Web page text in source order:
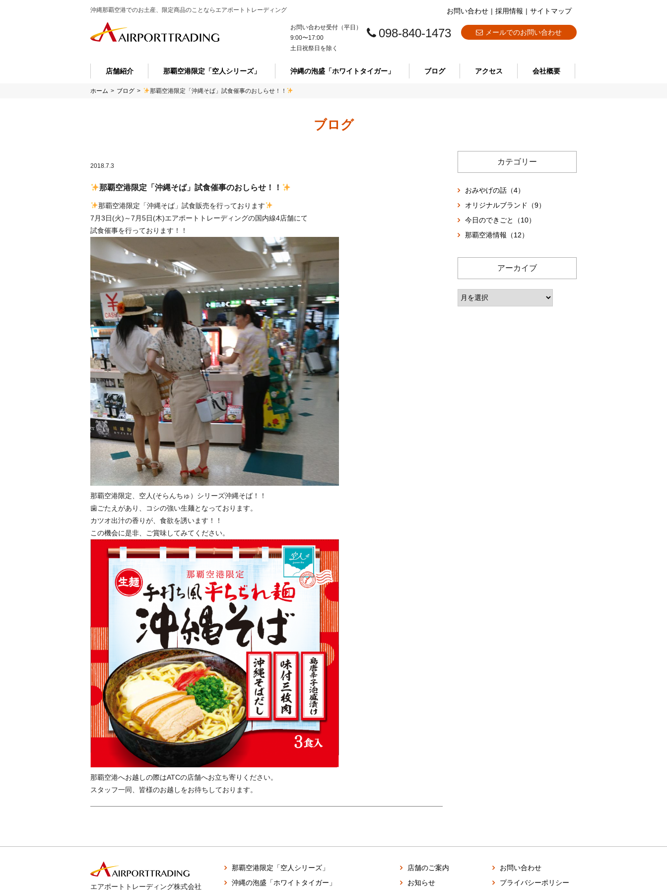
沖縄那覇空港でのお土産、限定商品のことなら エアポートトレーディング お問い合わせ | 採用情報 | サイトマップ
お問い合わせ受付（平日）
9:00〜17:00
土日祝祭日を除く
098-840-1473 メールでのお問い合わせ
店舗紹介 那覇空港限定「空人シリーズ」 沖縄の泡盛「ホワイトタイガー」 ブログ アクセス 会社概要
ホーム > ブログ > 那覇空港限定「沖縄そば」試食催事のおしらせ！！
ブログ
2018.7.3
那覇空港限定「沖縄そば」試食催事のおしらせ！！
那覇空港限定「沖縄そば」試食販売を行っております
7月3日(火)～7月5日(木)エアポートトレーディングの国内線4店舗にて
試食催事を行っております！！
那覇空港限定、空人(そらんちゅ）シリーズ沖縄そば！！
歯ごたえがあり、コシの強い生麺となっております。
カツオ出汁の香りが、食欲を誘います！！
この機会に是非、ご賞味してみてください。
那覇空港へお越しの際はATCの店舗へお立ち寄りください。
スタッフ一同、皆様のお越しをお待ちしております。
カテゴリー
おみやげの話（4）
オリジナルブランド（9）
今日のできごと（10）
那覇空港情報（12）
アーカイブ
エアポートトレーディング株式会社
那覇空港限定「空人シリーズ」
沖縄の泡盛「ホワイトタイガー」
店舗のご案内
お知らせ
お問い合わせ
プライバシーポリシー